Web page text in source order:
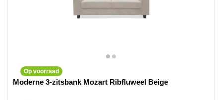
Op voorraad
Moderne 3-zitsbank Mozart Ribfluweel Beige